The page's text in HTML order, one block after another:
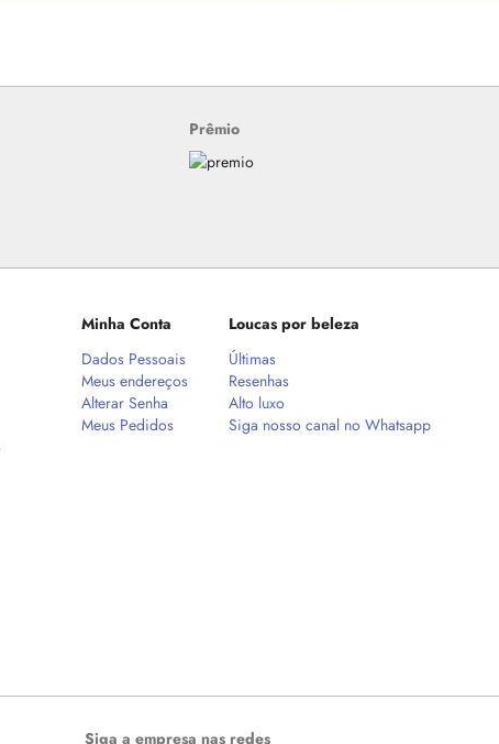
Prêmio
Minha Conta
Dados Pessoais
Meus endereços
Alterar Senha
Meus Pedidos
Loucas por beleza
Últimas
Resenhas
Alto luxo
Siga nosso canal no Whatsapp
Siga a empresa nas redes